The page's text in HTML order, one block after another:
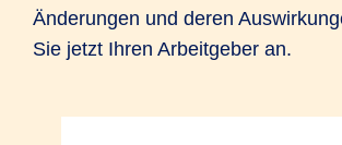
Pflicht-
Weitergabe der
bAV durch
Änderungen und deren
Sie jetzt Ihren Arbeitgeber an.